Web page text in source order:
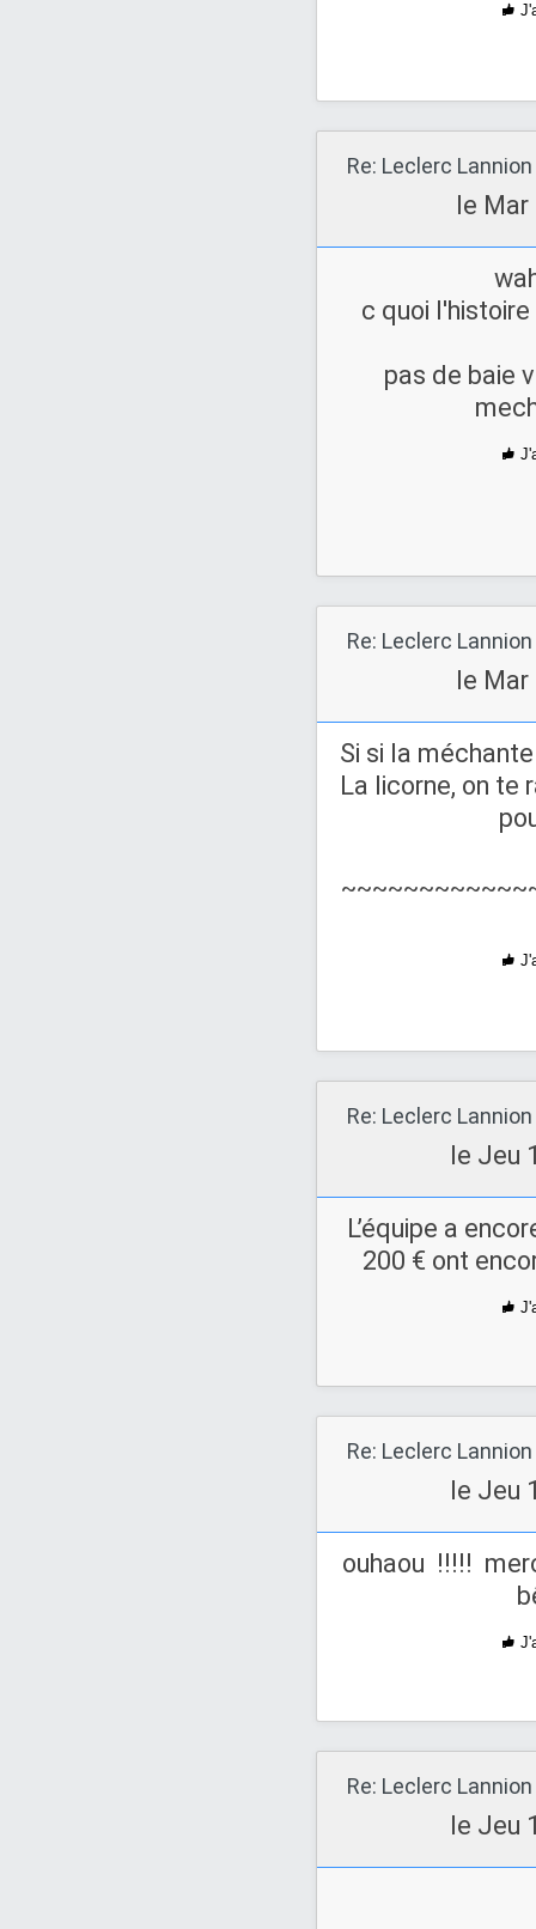
Re: Leclerc Lannion
le Mar
c quoi
pas de baie
Re: Leclerc Lannion
le Mar
Si si la
La licorne, on te
Re: Leclerc Lannion
le Jeu
L’équipe a
200 € ont
Re: Leclerc Lannion
le Jeu
ouhaou !!!!!
Re: Leclerc Lannion
le Jeu